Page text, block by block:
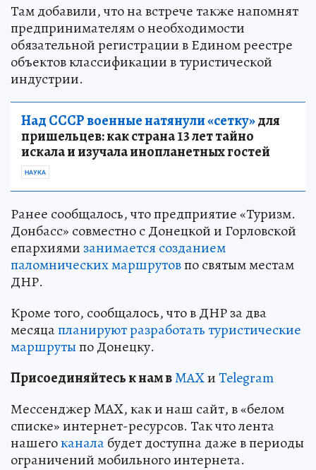
Там добавили, что на встрече также напомнят
предпринимателям о необходимости
обязательной регистрации в Едином реестре
объектов классификации в туристической
индустрии.
Над СССР военные натянули «сетку»для
пришельцев: как страна 13 лет тайно
искала и изучала инопланетных гостей
НАУКА
Ранее сообщалось, что предприятие «Туризм.
Донбасс» совместно с Донецкой и Горловской
епархиями занимается созданием
паломнических маршрутовпо святым местам
ДНР.
Кроме того, сообщалось, что в ДНР за два
месяцапланируют разработать туристические
маршрутыпо Донецку.
Присоединяйтесь к нам вMAXиTelegram
Мессенджер MAX, как и наш сайт, в «белом
списке» интернет-ресурсов. Так что лента
нашегоканалабудет доступна даже в периоды
ограничений мобильного интернета.